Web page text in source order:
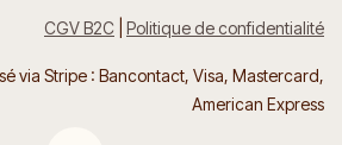
CGV B2C Politique de confidentialité
via Stripe : Bancontact, Visa, Mastercard,
American Express